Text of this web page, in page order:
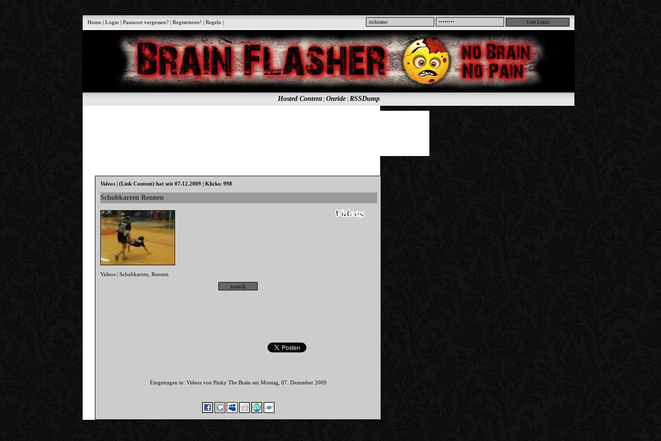
Home |Login |Passwort vergessen? |Registrieren! |Regeln |
Hosted Content| Onride| RSSDump
Videos |(Link Content) hat seit 07.12.2009 | Klicks: 998
Schubkarren Rennen
Videos |Schubkarren ,Rennen
Eingetragen in: Videos von Pinky The Brain am Montag, 07. Dezember 2009